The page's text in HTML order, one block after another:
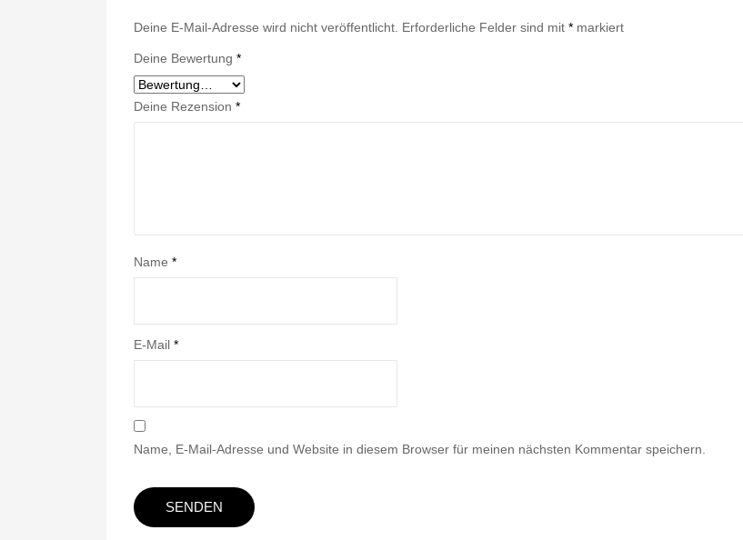
Deine E-Mail-Adresse wird nicht veröffentlicht. Erforderliche Felder sind mit * markiert
Deine Bewertung *
Deine Rezension *
Name *
E-Mail *
Name, E-Mail-Adresse und Website in diesem Browser für meinen nächsten Kommentar speichern.